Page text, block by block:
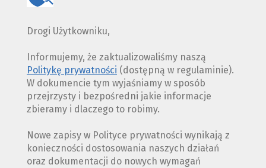
Drogi Użytkowniku,
Informujemy, że zaktualizowaliśmy naszą
Politykę prywatności (dostępną w regulaminie).
W dokumencie tym wyjaśniamy w sposób
przejrzysty i bezpośredni jakie informacje
zbieramy i dlaczego to robimy.
Nowe zapisy w Polityce prywatności wynikają z
konieczności dostosowania naszych działań
oraz dokumentacji do nowych wymagań